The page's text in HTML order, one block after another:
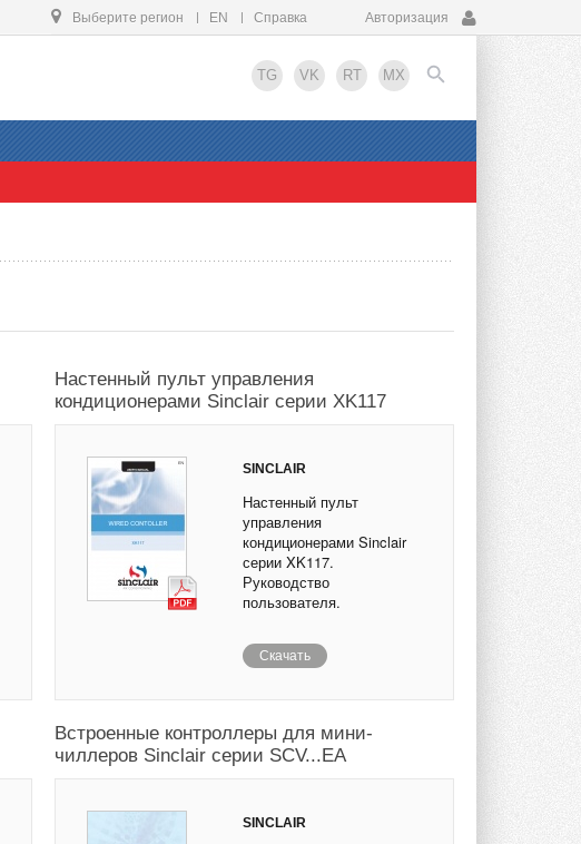
Выберите регион EN Справка Авторизация
TG VK RT MX
Настенный пульт управления
кондиционерами Sinclair серии XK117
SINCLAIR
Настенный пульт
управления
кондиционерами Sinclair
серии XK117.
Руководство
пользователя.
Скачать
Встроенные контроллеры для мини-
чиллеров Sinclair серии SCV...EA
SINCLAIR